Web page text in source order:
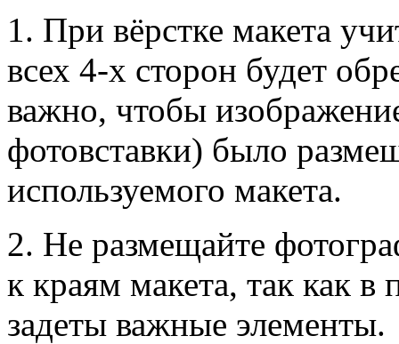
1. При вёрстке макета
всех 4-х сторон будет
важно, чтобы
фотовставки) было
используемого макета.
2. Не размещайте
к краям макета, так как в
задеты важные элементы.